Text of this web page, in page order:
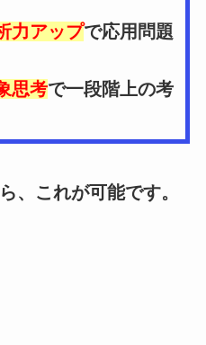
力アップで応用問題
思考で一段階上の考
、これが可能です。